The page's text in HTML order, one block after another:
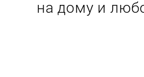
на дому и